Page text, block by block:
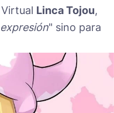
Linca Tojou,
" sino para